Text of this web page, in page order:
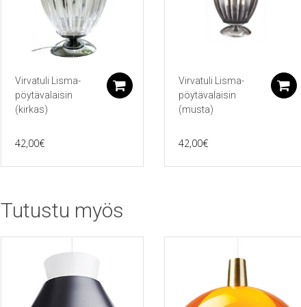
Virvatuli Lisma-
pöytävalaisin
(kirkas)
42,00€
Lisää ostoskoriin
Virvatuli Lisma-
pöytävalaisin
(musta)
42,00€
Tutustu myös